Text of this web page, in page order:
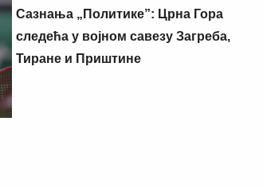
Сазнања „Политике”: Црна Гора
следећа у војном савезу Загреба,
Тиране и Приштине